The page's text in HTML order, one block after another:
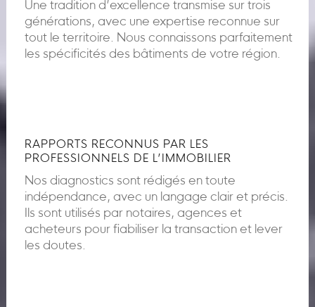
Une tradition d’excellence transmise sur trois
générations, avec une expertise reconnue sur
tout le territoire. Nous connaissons parfaitement
les spécificités des bâtiments de votre région.
RAPPORTS RECONNUS PAR LES
PROFESSIONNELS DE L’IMMOBILIER
Nos diagnostics sont rédigés en toute
indépendance, avec un langage clair et précis.
Ils sont utilisés par notaires, agences et
acheteurs pour fiabiliser la transaction et lever
les doutes.